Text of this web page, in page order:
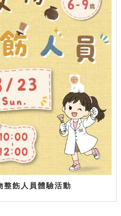
整飭人員體驗活動